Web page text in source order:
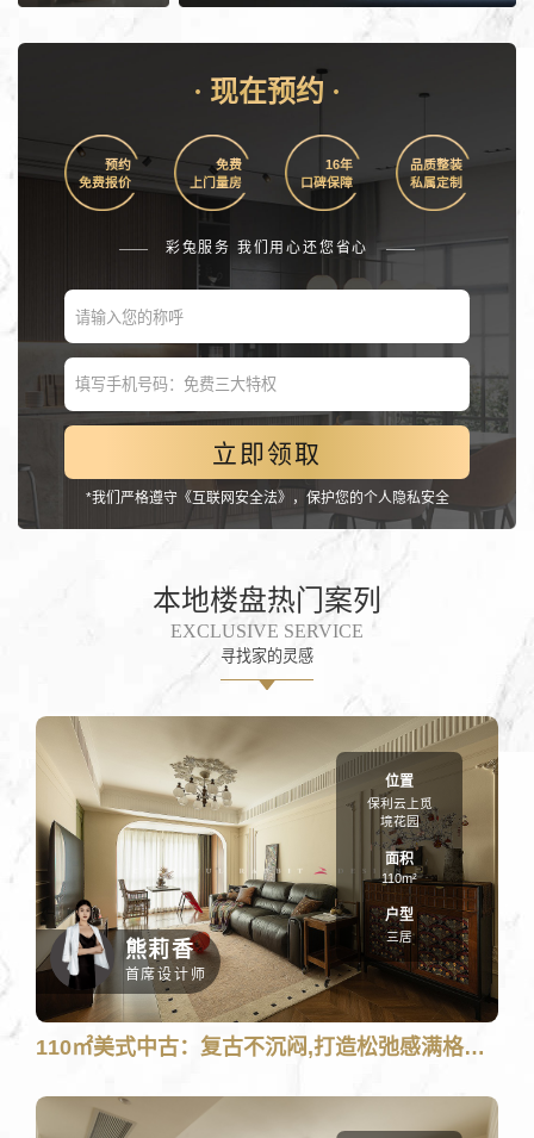
· 现在预约 ·
预约
免费报价
免费
上门量房
16年
口碑保障
品质整装
私属定制
—— 彩兔服务 我们用心还您省心 ——
立即领取
*我们严格遵守《互联网安全法》，保护您的个人隐私安全
本地楼盘热门案列
EXCLUSIVE SERVICE
寻找家的灵感
位置
保利云上觅
境花园
面积
110m²
户型
三居
熊莉香
首席设计师
110㎡美式中古：复古不沉闷,打造松弛感满格的家